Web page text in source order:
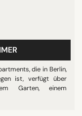
die in Berlin,
ist, verfügt über
Garten, einem